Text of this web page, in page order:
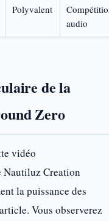
Polyvalent
audio
de la
Zero
vidéo
Nautiluz Creation
la puissance des
Vous observerez